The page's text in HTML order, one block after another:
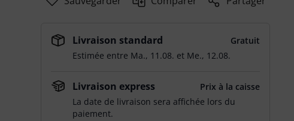
Livraison standard
Gratuit
Estimée entre Ma., 11.08. et Me., 12.08.
Livraison express
Prix à la caisse
La date de livraison sera affichée lors du
paiement.